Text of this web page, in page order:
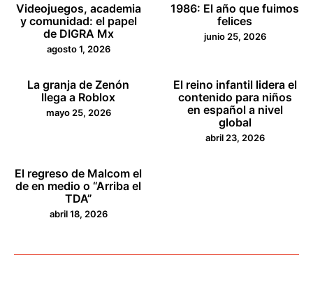
Videojuegos, academia
y comunidad: el papel
de DIGRA Mx
agosto 1, 2026
1986: El año que fuimos
felices
junio 25, 2026
La granja de Zenón
llega a Roblox
mayo 25, 2026
El reino infantil lidera el
contenido para niños
en español a nivel
global
abril 23, 2026
El regreso de Malcom el
de en medio o “Arriba el
TDA”
abril 18, 2026